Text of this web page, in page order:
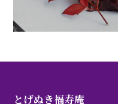
とげぬき福寿庵